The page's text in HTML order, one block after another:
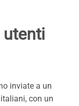
utenti
inviate a un
con un